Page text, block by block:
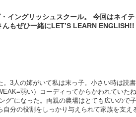
イングリッシュスクール。 今回はネイ
もぜひ一緒にLET’S LEARN ENGLISH!!
3人の姉がいて私は末っ子。小さい時は読
弱い）コーディってからかわれていた
”になった。両親の農場はとても広いので
分の役割をしっかり与えられて家族を支え